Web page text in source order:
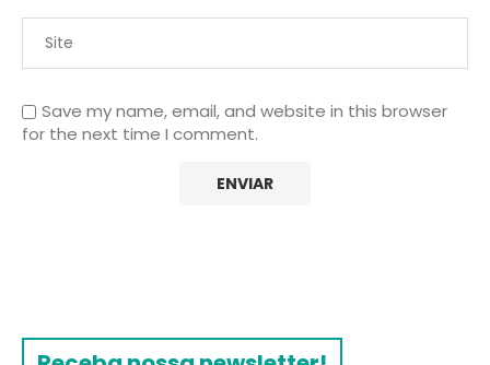
Save my name, email, and website in this browser
for the next time I comment.